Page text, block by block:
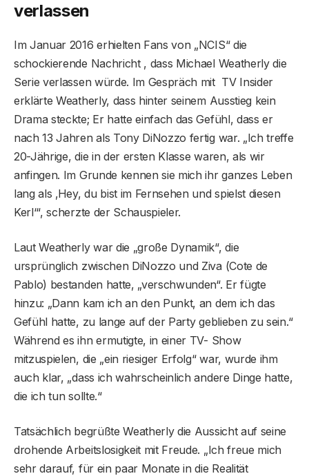
verlassen
Im Januar 2016 erhielten Fans von „NCIS“ die
schockierende Nachricht , dass Michael Weatherly die
Serie verlassen würde. Im Gespräch mit TV Insider
erklärte Weatherly, dass hinter seinem Ausstieg kein
Drama steckte; Er hatte einfach das Gefühl, dass er
nach 13 Jahren als Tony DiNozzo fertig war. „Ich treffe
20-Jährige, die in der ersten Klasse waren, als wir
anfingen. Im Grunde kennen sie mich ihr ganzes Leben
lang als ‚Hey, du bist im Fernsehen und spielst diesen
Kerl‘“, scherzte der Schauspieler.
Laut Weatherly war die „große Dynamik“, die
ursprünglich zwischen DiNozzo und Ziva (Cote de
Pablo) bestanden hatte, „verschwunden“. Er fügte
hinzu: „Dann kam ich an den Punkt, an dem ich das
Gefühl hatte, zu lange auf der Party geblieben zu sein.“
Während es ihn ermutigte, in einer TV- Show
mitzuspielen, die „ein riesiger Erfolg“ war, wurde ihm
auch klar, „dass ich wahrscheinlich andere Dinge hatte,
die ich tun sollte.“
Tatsächlich begrüßte Weatherly die Aussicht auf seine
drohende Arbeitslosigkeit mit Freude. „Ich freue mich
sehr darauf, für ein paar Monate in die Realität